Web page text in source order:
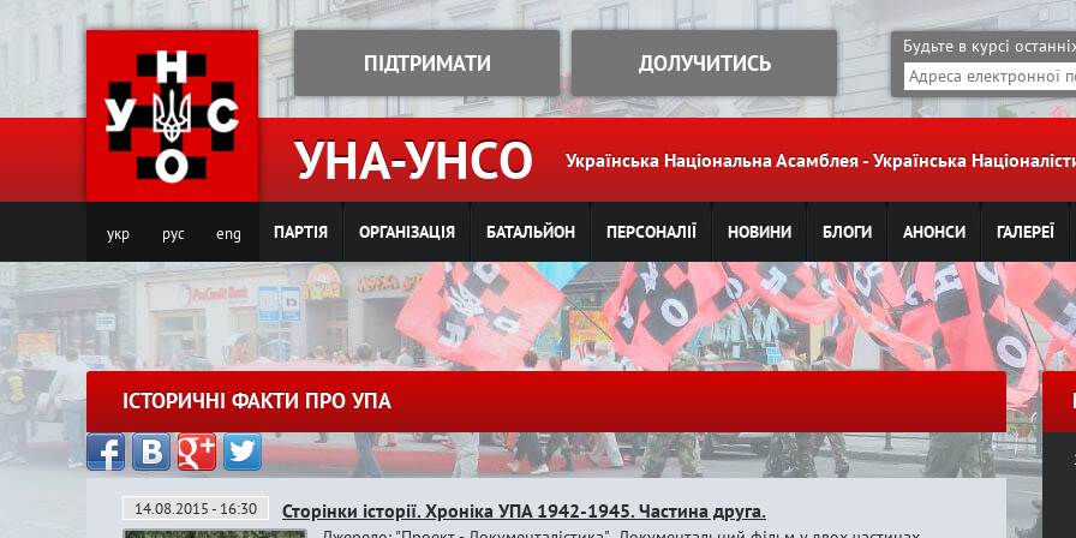
УНА-УНСО Українська Національна Асамблея - Українська
ПІДТРИМАТИ ДОЛУЧИТИСЬ
Будьте в курсі
укр рус eng ПАРТІЯ ОРГАНІЗАЦІЯ БАТАЛЬЙОН ПЕРСОНАЛІЇ НОВИНИ БЛОГИ АНОНСИ ГАЛЕРЕЇ
ІСТОРИЧНІ ФАКТИ ПРО УПА
14.08.2015 - 16:30 Сторінки історії. Хроніка УПА 1942-1945. Частина друга.